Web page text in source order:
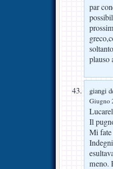
par
plauso
giangi
Giugno
Il
Mi
meno.